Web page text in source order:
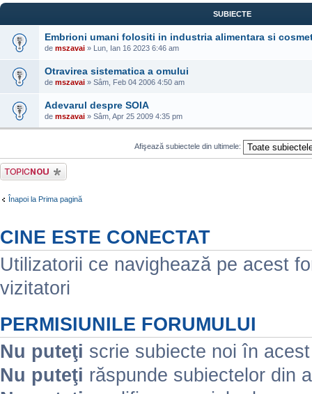
SUBIECTE
Embrioni umani folositi in industria alimentara si
de mszavai » Lun, Ian 16 2023 6:46 am
Otravirea sistematica a omului
de mszavai » Sâm, Feb 04 2006 4:50 am
Adevarul despre SOIA
de mszavai » Sâm, Apr 25 2009 4:35 pm
Afişează subiectele din ultimele:
Scrie un subiect
nou
Înapoi la Prima pagină
CINE ESTE CONECTAT
Utilizatorii ce navighează pe acest
vizitatori
PERMISIUNILE FORUMULUI
Nu puteţi scrie subiecte noi în
Nu puteţi răspunde subiectelor din